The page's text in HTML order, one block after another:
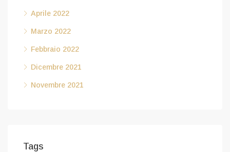
Aprile 2022
Marzo 2022
Febbraio 2022
Dicembre 2021
Novembre 2021
Tags